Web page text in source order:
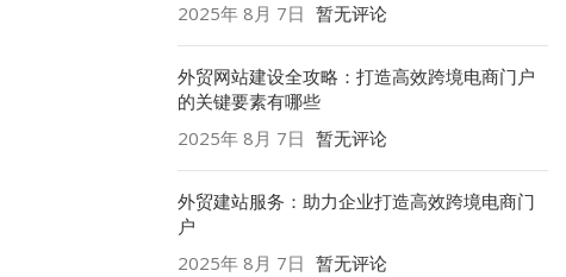
2025年 8月 7日 暂无评论
外贸网站建设全攻略：打造高效跨境电商门户
的关键要素有哪些
2025年 8月 7日 暂无评论
外贸建站服务：助力企业打造高效跨境电商门
户
2025年 8月 7日 暂无评论